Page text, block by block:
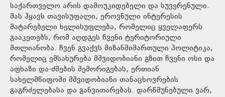
საქართველო არის დამოუკიდებელი და სუვერენული.
მას ჰყავს თავისუფალი, ეროვნული ინტერესის
მატარებელი ხელისუფლება, რომელიც ყველაფერს
გააკეთებს, რომ აღდგეს ჩვენი ტერიტორიული
მთლიანობა. ჩვენ გვაქვს მიზანმიმართული პოლიტიკა,
რომელიც ემსახურება მშვიდობიანი გზით ჩვენი ოსი და
აფხაზი და-ძმების შემორიგებას, ერთიან
სახელმწიფოში მშვიდობიანი თანაცხოვრების
გაგრძელებასა და განვითარებას. დარწმუნებული ვარ,